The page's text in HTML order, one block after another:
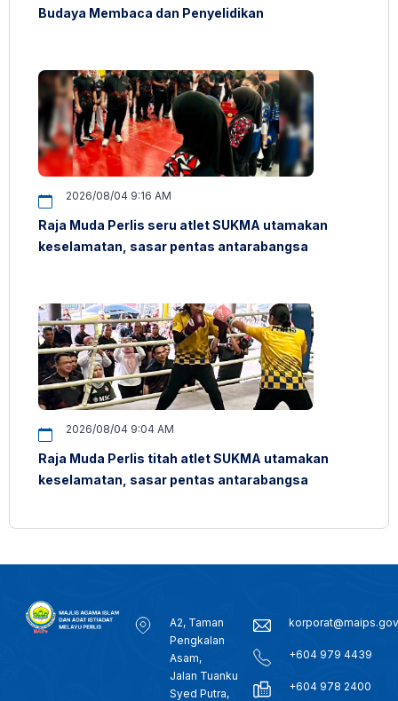
Budaya Membaca dan Penyelidikan
2026/08/04 9:16 AM
Raja Muda Perlis seru atlet SUKMA utamakan
keselamatan, sasar pentas antarabangsa
2026/08/04 9:04 AM
Raja Muda Perlis titah atlet SUKMA utamakan
keselamatan, sasar pentas antarabangsa
A2, Taman
Pengkalan
Asam,
Jalan Tuanku
Syed Putra,
+604 979 4439
+604 978 2400